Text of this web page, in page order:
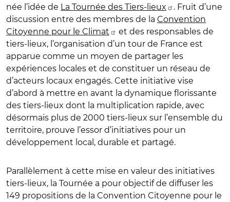
née l’idée de La Tournée des Tiers-lieux
. Fruit d’une
discussion entre des membres de la Convention
Citoyenne pour le Climat
et des responsables de
tiers-lieux, l’organisation d’un tour de France est
apparue comme un moyen de partager les
expériences locales et de constituer un réseau de
d’acteurs locaux engagés. Cette initiative vise
d’abord à mettre en avant la dynamique florissante
des tiers-lieux dont la multiplication rapide, avec
désormais plus de 2000 tiers-lieux sur l’ensemble du
territoire, prouve l’essor d’initiatives pour un
développement local, durable et partagé.
Parallèlement à cette mise en valeur des initiatives
tiers-lieux, la Tournée a pour objectif de diffuser les
149 propositions de la Convention Citoyenne pour le